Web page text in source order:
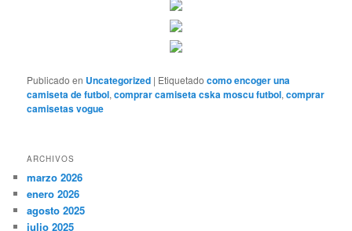
Publicado en Uncategorized | Etiquetado como encoger una
camiseta de futbol,comprar camiseta cska moscu futbol,comprar
camisetas vogue
ARCHIVOS
marzo 2026
enero 2026
agosto 2025
julio 2025